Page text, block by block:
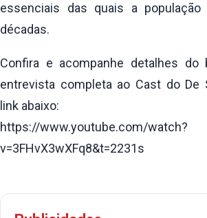
essenciais das quais a população
décadas.
Confira e acompanhe detalhes do
entrevista completa ao Cast do De
link abaixo:
https://www.youtube.com/watch?
v=3FHvX3wXFq8&t=2231s